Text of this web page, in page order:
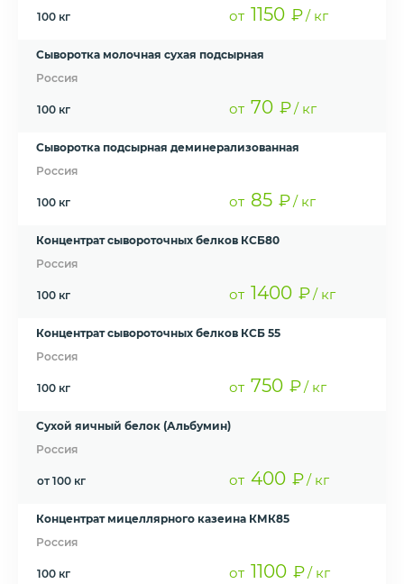
100 кг от 1150 ₽/ кг
Сыворотка молочная сухая подсырная
Россия
100 кг от 70 ₽/ кг
Сыворотка подсырная деминерализованная
Россия
100 кг от 85 ₽/ кг
Концентрат сывороточных белков КСБ80
Россия
100 кг от 1400 ₽/ кг
Концентрат сывороточных белков КСБ 55
Россия
100 кг от 750 ₽/ кг
Сухой яичный белок (Альбумин)
Россия
от 100 кг от 400 ₽/ кг
Концентрат мицеллярного казеина КМК85
Россия
100 кг от 1100 ₽/ кг